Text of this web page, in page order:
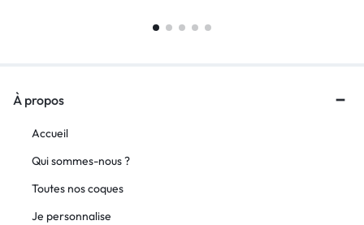
À propos
Accueil
Qui sommes-nous ?
Toutes nos coques
Je personnalise